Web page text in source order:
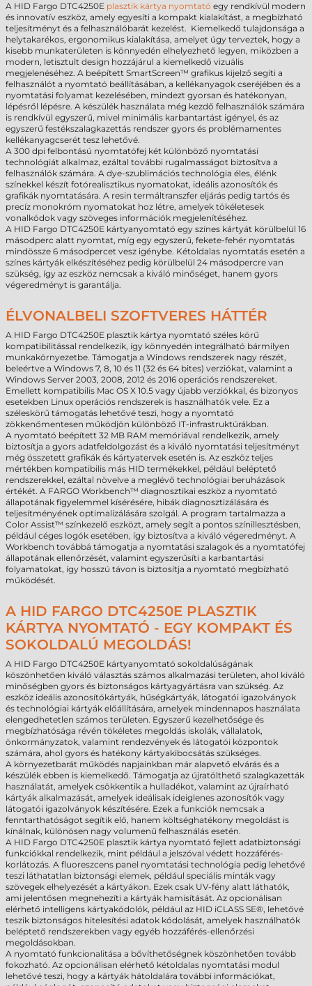
A HID Fargo DTC4250E plasztik kártya nyomtató egy rendkívül modern
és innovatív eszköz, amely egyesíti a kompakt kialakítást, a megbízható
teljesítményt és a felhasználóbarát kezelést. Kiemelkedő tulajdonsága a
helytakarékos, ergonomikus kialakítása, amelyet úgy terveztek, hogy a
kisebb munkaterületen is könnyedén elhelyezhető legyen, miközben a
modern, letisztult design hozzájárul a kiemelkedő vizuális
megjelenéséhez. A beépített SmartScreen™ grafikus kijelző segíti a
felhasználót a nyomtató beállításában, a kellékanyagok cseréjében és a
nyomtatási folyamat kezelésében, mindezt gyorsan és hatékonyan,
lépésről lépésre. A készülék használata még kezdő felhasználók számára
is rendkívül egyszerű, mivel minimális karbantartást igényel, és az
egyszerű festékszalagkazettás rendszer gyors és problémamentes
kellékanyagcserét tesz lehetővé.
A 300 dpi felbontású nyomtatófej két különböző nyomtatási
technológiát alkalmaz, ezáltal további rugalmasságot biztosítva a
felhasználók számára. A dye-szublimációs technológia éles, élénk
színekkel készít fotórealisztikus nyomatokat, ideális azonosítók és
grafikák nyomtatására. A resin termáltranszfer eljárás pedig tartós és
precíz monokróm nyomatokat hoz létre, amelyek tökéletesek
vonalkódok vagy szöveges információk megjelenítéséhez.
A HID Fargo DTC4250E kártyanyomtató egy színes kártyát körülbelül 16
másodperc alatt nyomtat, míg egy egyszerű, fekete-fehér nyomtatás
mindössze 6 másodpercet vesz igénybe. Kétoldalas nyomtatás esetén a
színes kártyák elkészítéséhez pedig körülbelül 24 másodpercre van
szükség, így az eszköz nemcsak a kiváló minőséget, hanem gyors
végeredményt is garantálja.
ÉLVONALBELI SZOFTVERES HÁTTÉR
A HID Fargo DTC4250E plasztik kártya nyomtató széles körű
kompatibilitással rendelkezik, így könnyedén integrálható bármilyen
munkakörnyezetbe. Támogatja a Windows rendszerek nagy részét,
beleértve a Windows 7, 8, 10 és 11 (32 és 64 bites) verziókat, valamint a
Windows Server 2003, 2008, 2012 és 2016 operációs rendszereket.
Emellett kompatibilis Mac OS X 10.5 vagy újabb verziókkal, és bizonyos
esetekben Linux operációs rendszerek is használhatók vele. Ez a
széleskörű támogatás lehetővé teszi, hogy a nyomtató
zökkenőmentesen működjön különböző IT-infrastruktúrákban.
A nyomtató beépített 32 MB RAM memóriával rendelkezik, amely
biztosítja a gyors adatfeldolgozást és a kiváló nyomtatási teljesítményt
még összetett grafikák és kártyatervek esetén is. Az eszköz teljes
mértékben kompatibilis más HID termékekkel, például beléptető
rendszerekkel, ezáltal növelve a meglévő technológiai beruházások
értékét. A FARGO Workbench™ diagnosztikai eszköz a nyomtató
állapotának figyelemmel kísérésére, hibák diagnosztizálására és
teljesítményének optimalizálására szolgál. A program tartalmazza a
Color Assist™ színkezelő eszközt, amely segít a pontos színillesztésben,
például céges logók esetében, így biztosítva a kiváló végeredményt. A
Workbench továbbá támogatja a nyomtatási szalagok és a nyomtatófej
állapotának ellenőrzését, valamint egyszerűsíti a karbantartási
folyamatokat, így hosszú távon is biztosítja a nyomtató megbízható
működését.
A HID FARGO DTC4250E PLASZTIK
KÁRTYA NYOMTATÓ - EGY KOMPAKT ÉS
SOKOLDALÚ MEGOLDÁS!
A HID Fargo DTC4250E kártyanyomtató sokoldalúságának
köszönhetően kiváló választás számos alkalmazási területen, ahol kiváló
minőségben gyors és biztonságos kártyagyártásra van szükség. Az
eszköz ideális azonosítókártyák, hűségkártyák, látogatói igazolványok
és technológiai kártyák előállítására, amelyek mindennapos használata
elengedhetetlen számos területen. Egyszerű kezelhetősége és
megbízhatósága révén tökéletes megoldás iskolák, vállalatok,
önkormányzatok, valamint rendezvények és látogatói központok
számára, ahol gyors és hatékony kártyakibocsátás szükséges.
A környezetbarát működés napjainkban már alapvető elvárás és a
készülék ebben is kiemelkedő. Támogatja az újratölthető szalagkazetták
használatát, amelyek csökkentik a hulladékot, valamint az újraírható
kártyák alkalmazását, amelyek ideálisak ideiglenes azonosítók vagy
látogatói igazolványok készítésére. Ezek a funkciók nemcsak a
fenntarthatóságot segítik elő, hanem költséghatékony megoldást is
kínálnak, különösen nagy volumenű felhasználás esetén.
A HID Fargo DTC4250E plasztik kártya nyomtató fejlett adatbiztonsági
funkciókkal rendelkezik, mint például a jelszóval védett hozzáférés-
korlátozás. A fluoreszcens panel nyomtatási technológia pedig lehetővé
teszi láthatatlan biztonsági elemek, például speciális minták vagy
szövegek elhelyezését a kártyákon. Ezek csak UV-fény alatt láthatók,
ami jelentősen megnehezíti a kártyák hamisítását. Az opcionálisan
elérhető intelligens kártyakódolók, például az HID iCLASS SE®, lehetővé
teszik biztonságos hitelesítési adatok kódolását, amelyek használhatók
beléptető rendszerekben vagy egyéb hozzáférés-ellenőrzési
megoldásokban.
A nyomtató funkcionalitása a bővíthetőségnek köszönhetően tovább
fokozható. Az opcionálisan elérhető kétoldalas nyomtatási modul
lehetővé teszi, hogy a kártyák hátoldalára további információkat,